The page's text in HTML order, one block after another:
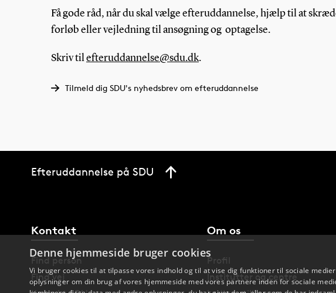
Få gode råd, når du skal vælge efteruddannelse, hjælp til at
forløb eller vejledning til ansøgning og optagelse.
Skriv tilefteruddannelse@sdu.dk.
Tilmeld dig SDU's nyhedsbrev om efteruddannelse
Efteruddannelse på SDU
Kontakt
Find person
Find vej
Om os
Profil
Institutter og centre
Denne hjemmeside bruger cookies
Vi bruger cookies til at tilpasse vores indhold og til at vise dig funktioner til sociale
oplysninger om din brug af vores hjemmeside med vores partnere inden for sociale